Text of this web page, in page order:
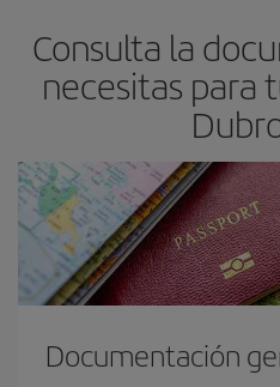
Consulta la
necesitas para
Documentación